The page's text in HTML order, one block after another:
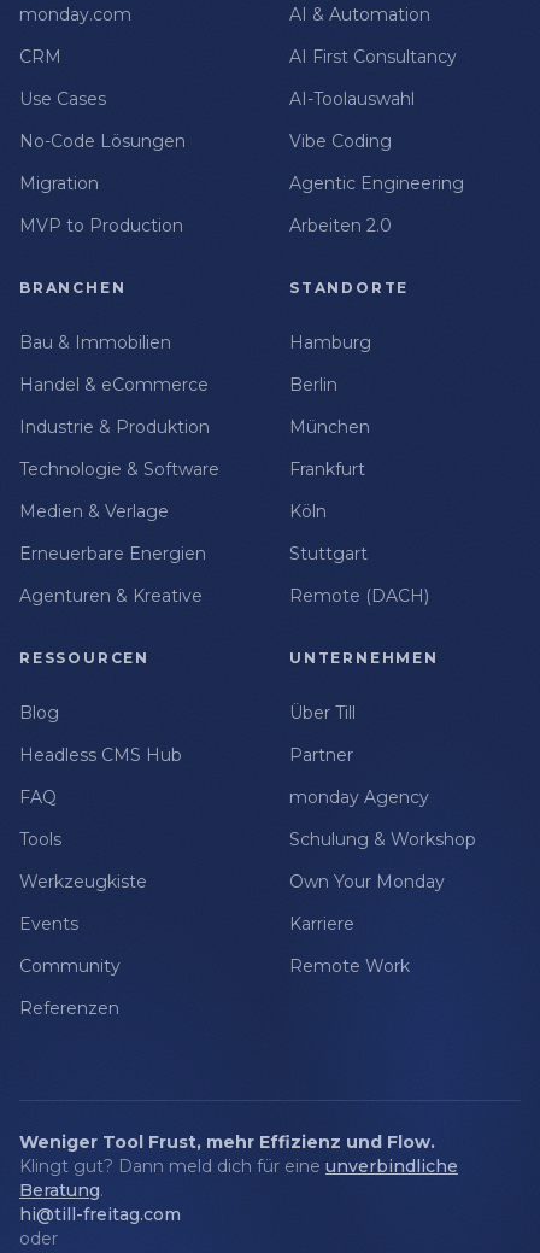
monday.com
CRM
Use Cases
No-Code Lösungen
Migration
MVP to Production
AI & Automation
AI First Consultancy
AI-Toolauswahl
Vibe Coding
Agentic Engineering
Arbeiten 2.0
BRANCHEN
Bau & Immobilien
Handel & eCommerce
Industrie & Produktion
Technologie & Software
Medien & Verlage
Erneuerbare Energien
Agenturen & Kreative
STANDORTE
Hamburg
Berlin
München
Frankfurt
Köln
Stuttgart
Remote (DACH)
RESSOURCEN
Blog
Headless CMS Hub
FAQ
Tools
Werkzeugkiste
Events
Community
Referenzen
UNTERNEHMEN
Über Till
Partner
monday Agency
Schulung & Workshop
Own Your Monday
Karriere
Remote Work
Weniger Tool Frust, mehr Effizienz und Flow.
Klingt gut? Dann meld dich für eine unverbindliche
Beratung.
hi@till-freitag.com
oder